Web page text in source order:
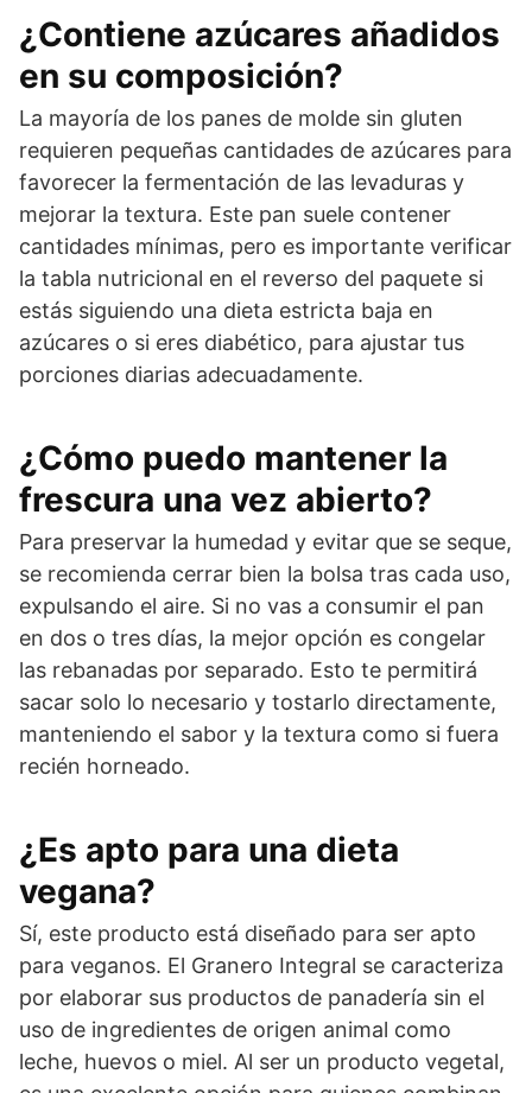
¿Contiene azúcares añadidos
en su composición?
La mayoría de los panes de molde sin gluten
requieren pequeñas cantidades de azúcares para
favorecer la fermentación de las levaduras y
mejorar la textura. Este pan suele contener
cantidades mínimas, pero es importante verificar
la tabla nutricional en el reverso del paquete si
estás siguiendo una dieta estricta baja en
azúcares o si eres diabético, para ajustar tus
porciones diarias adecuadamente.
¿Cómo puedo mantener la
frescura una vez abierto?
Para preservar la humedad y evitar que se seque,
se recomienda cerrar bien la bolsa tras cada uso,
expulsando el aire. Si no vas a consumir el pan
en dos o tres días, la mejor opción es congelar
las rebanadas por separado. Esto te permitirá
sacar solo lo necesario y tostarlo directamente,
manteniendo el sabor y la textura como si fuera
recién horneado.
¿Es apto para una dieta
vegana?
Sí, este producto está diseñado para ser apto
para veganos. El Granero Integral se caracteriza
por elaborar sus productos de panadería sin el
uso de ingredientes de origen animal como
leche, huevos o miel. Al ser un producto vegetal,